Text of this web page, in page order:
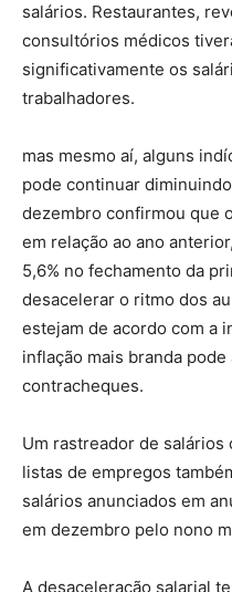
salários. Restaurantes,
consultórios médicos
significativamente os
trabalhadores.
mas mesmo aí, alguns
pode continuar
dezembro confirmou que
em relação ao ano
5,6% no fechamento da
desacelerar o ritmo dos
estejam de acordo com a
inflação mais branda
contracheques.
Um rastreador de
listas de empregos
salários anunciados em
em dezembro pelo nono
A desaceleração salarial